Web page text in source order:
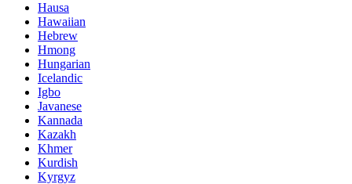
Hausa
Hawaiian
Hebrew
Hmong
Hungarian
Icelandic
Igbo
Javanese
Kannada
Kazakh
Khmer
Kurdish
Kyrgyz